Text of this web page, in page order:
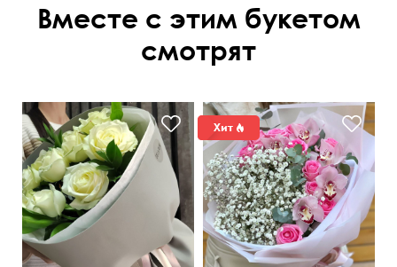
Вместе с этим букетом
смотрят